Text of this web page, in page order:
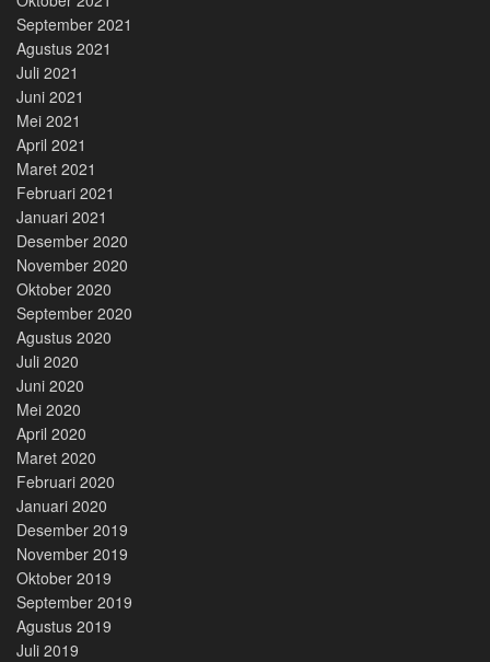
September 2021
Agustus 2021
Juli 2021
Juni 2021
Mei 2021
April 2021
Maret 2021
Februari 2021
Januari 2021
Desember 2020
November 2020
Oktober 2020
September 2020
Agustus 2020
Juli 2020
Juni 2020
Mei 2020
April 2020
Maret 2020
Februari 2020
Januari 2020
Desember 2019
November 2019
Oktober 2019
September 2019
Agustus 2019
Juli 2019